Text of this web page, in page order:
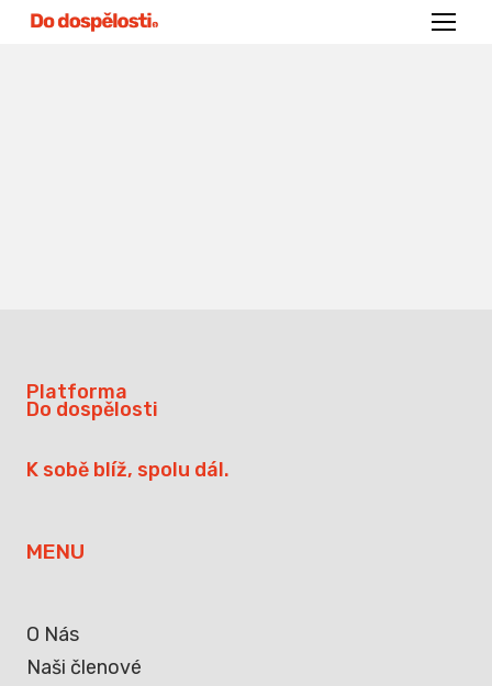
Menu
Platforma
Do dospělosti
K sobě blíž, spolu dál.
MENU
O Nás
Naši členové